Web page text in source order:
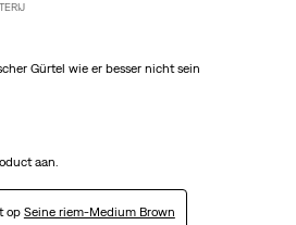
Gürtel wie er besser nicht sein
aan.
op Seine riem-Medium Brown